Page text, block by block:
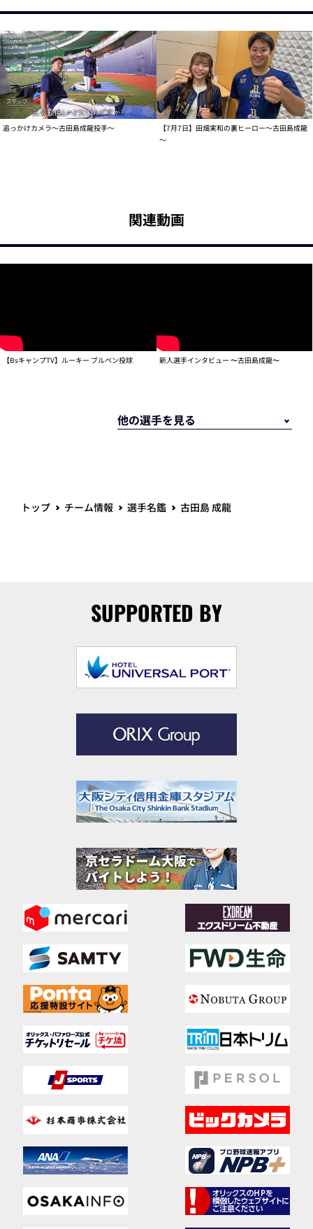
追っかけカメラ～古田島成龍投手～
【7月7日】田畑実和の裏ヒーロー～古田島成龍
～
関連動画
【BsキャンプTV】ルーキー ブルペン投球 新人選手インタビュー 〜古田島成龍〜
トップ チーム情報 選手名鑑 古田島 成龍
SUPPORTED BY